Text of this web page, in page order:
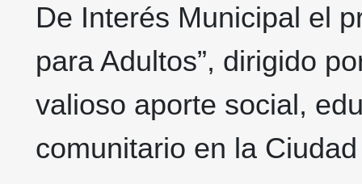
De Interés Municipal el
para Adultos”, dirigido
valioso aporte social,
comunitario en la